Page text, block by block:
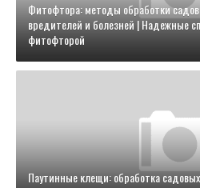
Фитофтора: методы обработки
вредителей и болезней | Надежные
фитофторой
Паутинные клещи: обработка